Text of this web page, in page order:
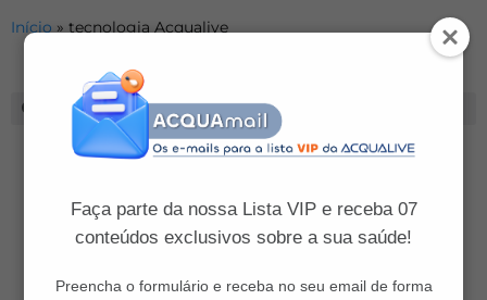
Início » tecnologia Acqualive
Faça parte da nossa Lista VIP e receba 07
conteúdos exclusivos sobre a sua saúde!
Preencha o formulário e receba no seu email de forma